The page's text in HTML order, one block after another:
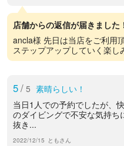
店舗からの返信が届きました
ancla様 先日は当店をご利用
ステップアップしていく楽
5/ 5 素晴らしい！
当日1人での予約でしたが、
のダイビングで不安な気持
抜き...
2022/12/15 ともさん